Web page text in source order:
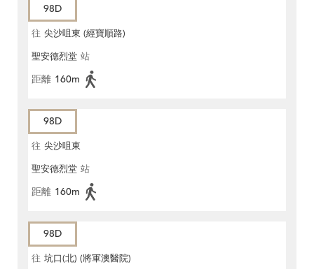
98D
往 尖沙咀東 (經寶順路)
聖安德烈堂 站
距離 160m
98D
往 尖沙咀東
聖安德烈堂 站
距離 160m
98D
往 坑口(北) (將軍澳醫院)